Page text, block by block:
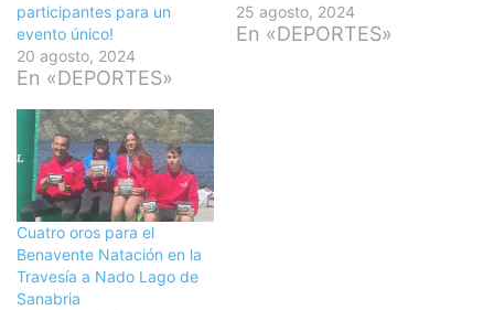
participantes para un
evento único!
20 agosto, 2024
En «DEPORTES»
25 agosto, 2024
En «DEPORTES»
Cuatro oros para el
Benavente Natación en la
Travesía a Nado Lago de
Sanabria